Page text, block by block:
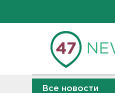
Все новости